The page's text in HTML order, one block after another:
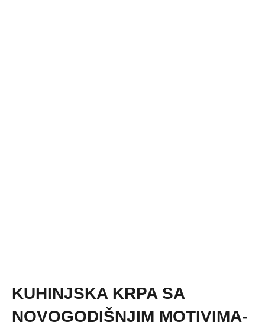
KUHINJSKA KRPA SA
NOVOGODIŠNJIM MOTIVIMA-